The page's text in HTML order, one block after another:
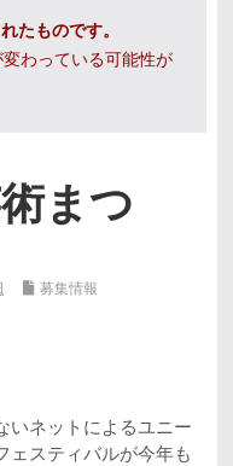
たものです。
わっている可能性が
まつ
募集情報
いネットによるユニー
ェスティバルが今年も